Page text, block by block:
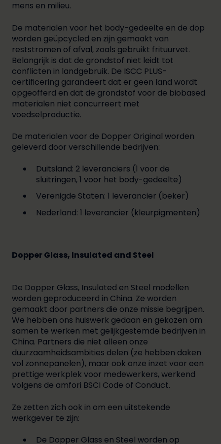
mens en milieu.
De materialen voor het body-gedeelte en de dop
worden geüpcycled en zijn gemaakt van
reststromen of afval, zoals gebruikt frituurvet.
Belangrijk is dat de grondstof niet leidt tot
conflicten in landgebruik. De ISCC PLUS-
certificering garandeert dat er geen land wordt
opgeofferd en dat de grondstof voor de biobased
materialen niet concurreert met
voedselproductie.
De materialen voor de Dopper Original worden
geleverd door verschillende bedrijven:
Duitsland: 2 leveranciers (1 voor de
sluitringen, 1 voor het body-gedeelte)
Verenigde Staten: 1 leverancier (beker)
Nederland: 1 leverancier (kleurpigmenten)
Dopper Glass, Insulated and Steel
De Dopper Glass, Insulated en Steel modellen
worden geproduceerd in China. Ze worden
gemaakt door partners die onze missie begrijpen.
We hebben ons huiswerk gedaan en gekozen om
samen te werken met gelijkgestemde bedrijven in
China. Partners die niet alleen onze
duurzaamheidsambities delen (ze hebben daken
vol zonnepanelen), maar ook onze inzet voor een
prettige werkplek voor medewerkers, werkend
volgens de amfori BSCI Code of Conduct.
Ze zetten zich ook in om een uitstekende
werkgever te zijn:
De Dopper Glass en Steel worden op